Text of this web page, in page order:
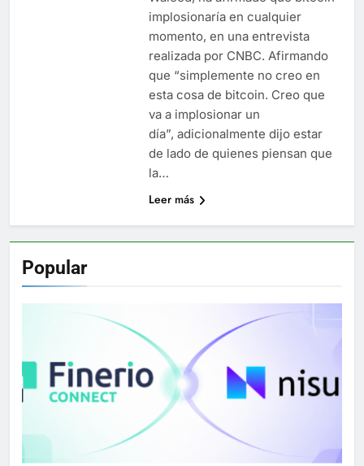
implosionaría en cualquier
momento, en una entrevista
realizada por CNBC. Afirmando
que “simplemente no creo en
esta cosa de bitcoin. Creo que
va a implosionar un
día”, adicionalmente dijo estar
de lado de quienes piensan que
la…
Leer más
Popular